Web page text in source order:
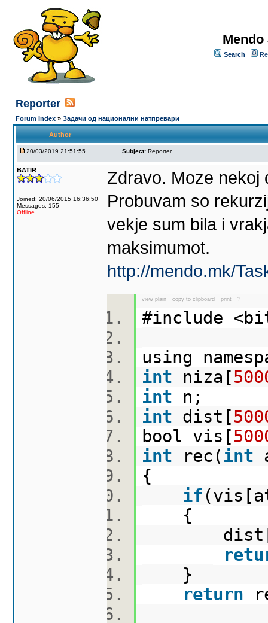
Search
Reporter
Forum Index » Задачи од национални натпревари
Author
20/03/2019 21:51:55 Subject: Reporter
BATIR
Joined: 20/06/2015 16:36:50
Messages: 155
Offline
Zdravo. Moze nekoj
Probuvam so
vekje sum bila i
maksimumot.
http://mendo.mk/
view plain copy to clipboard print ?
#include
using
int niza[
int n;
int dist[
bool vis[
int rec(int
{
if
{
}
return